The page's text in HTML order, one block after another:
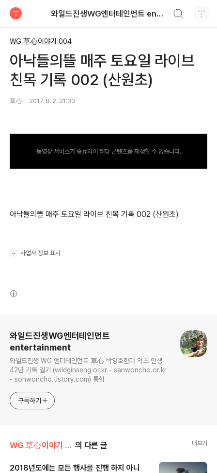
와일드진생WG엔터테인먼트 entertainment
WG 草心이야기 004
아낙들의뜰 매주 토요일 라이브
친목 기록 002 (산원초)
草心 2017. 8. 2. 21:30
동영상 서비스가 종료되어 해당 콘텐츠를 재생할 수 없습니다.
아낙들의뜰 매주 토요일 라이브 친목 기록 002 (산원초)
사업자 정보 표시
와일드진생WG엔터테인먼트
entertainment
와일드진생 WG 엔터테인먼트 草心 박영호헌터 약초 인생
42년 기록 일기 (wildginseng.or.kr - sanwoncho.or.kr
- sonwoncho.tistory.com) 통합
구독하기
WG 草心이야기 004 의 다른 글 더보기
2018년도에는 모든 행사를 진행 하지 아니